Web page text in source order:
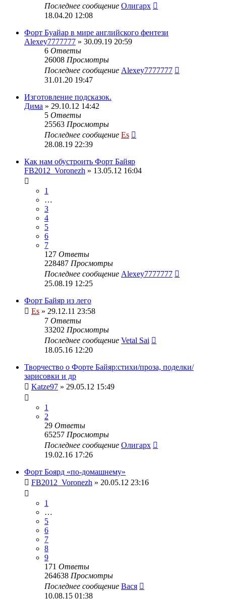
Последнее сообщение Олигарх
18.04.20 12:08
Форт Буайар в мире английского фентези
Alexey7777777 » 30.09.19 20:59
6 Ответы
26008 Просмотры
Последнее сообщение Alexey7777777
31.01.20 19:47
Изготовление подсказок.
Дима » 29.10.12 14:42
5 Ответы
25563 Просмотры
Последнее сообщение Es
28.08.19 22:39
Как нам обустроить Форт Байяр
FB2012_Voronezh » 13.05.12 16:04
1
…
3
4
5
6
7
127 Ответы
228487 Просмотры
Последнее сообщение Alexey7777777
25.08.19 12:25
Форт Байяр из лего
Es » 29.12.11 23:58
7 Ответы
33202 Просмотры
Последнее сообщение Vetal Sai
18.05.16 12:20
Творчество о Форте Байяр:стихи/проза, поделки/
зарисовки и др
Katze97 » 29.05.12 15:49
1
2
29 Ответы
65257 Просмотры
Последнее сообщение Олигарх
19.02.16 17:26
Форт Боярд «по-домашнему»
FB2012_Voronezh » 20.05.12 23:16
1
…
5
6
7
8
9
171 Ответы
264638 Просмотры
Последнее сообщение Вася
10.08.15 01:38